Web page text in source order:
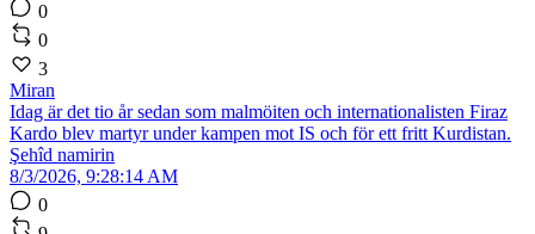
0
0
3
Miran
Idag är det tio år sedan som malmöiten och internationalisten Firaz
Kardo blev martyr under kampen mot IS och för ett fritt Kurdistan.
Şehîd namirin
8/3/2026, 9:28:14 AM
0